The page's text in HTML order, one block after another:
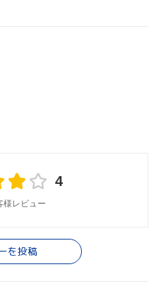
4
様レビュー
を投稿